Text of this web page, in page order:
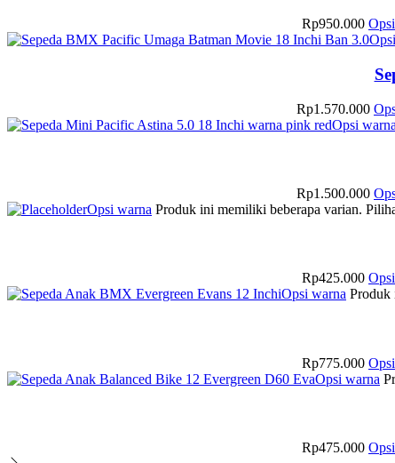
Rp950.000
Rp1.570.000
Opsi warna
Rp1.500.000
Opsi warna Produk ini memiliki beberapa varian.
Rp425.000
Opsi warna Produk
Rp775.000
Opsi warna
Rp475.000